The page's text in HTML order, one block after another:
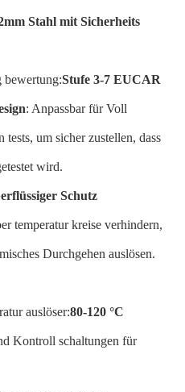
Stahl mit Sicherheits
bewertung:Stufe 3-7 EUCAR
: Anpassbar für Voll
um sicher zustellen, dass
wird.
Schutz
temperatur kreise verhindern,
Durchgehen auslösen.
auslöser:80-120 °C
Kontroll schaltungen für